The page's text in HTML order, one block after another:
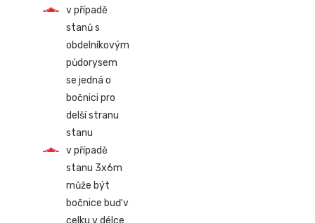
v případě
stanů s
obdelníkovým
půdorysem
se jedná o
bočnici pro
delší stranu
stanu
v případě
stanu 3x6m
může být
bočnice buď v